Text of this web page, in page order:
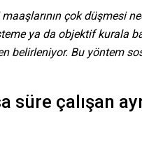
çok düşmesi
ya da objektif kurala
belirleniyor. Bu yöntem
süre çalışan